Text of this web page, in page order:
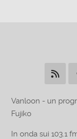
Vanloon - un
Fujiko
In onda sui 103.1